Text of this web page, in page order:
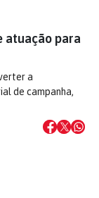
atuação para
a
de campanha,